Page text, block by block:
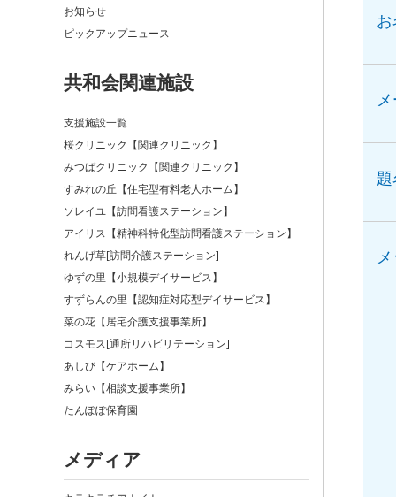
お知らせ
ピックアップニュース
共和会関連施設
支援施設一覧
桜クリニック【関連クリニック】
みつばクリニック【関連クリニック】
すみれの丘【住宅型有料老人ホーム】
ソレイユ【訪問看護ステーション】
アイリス【精神科特化型訪問看護ステーション】
れんげ草[訪問介護ステーション]
ゆずの里【小規模デイサービス】
すずらんの里【認知症対応型デイサービス】
菜の花【居宅介護支援事業所】
コスモス[通所リハビリテーション]
あしび【ケアホーム】
みらい【相談支援事業所】
たんぽぽ保育園
メディア
題